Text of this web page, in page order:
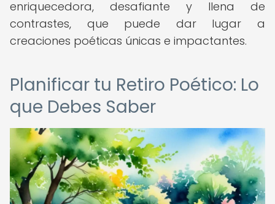
enriquecedora, desafiante y llena de
contrastes, que puede dar lugar a
creaciones poéticas únicas e impactantes.
Planificar tu Retiro Poético: Lo
que Debes Saber